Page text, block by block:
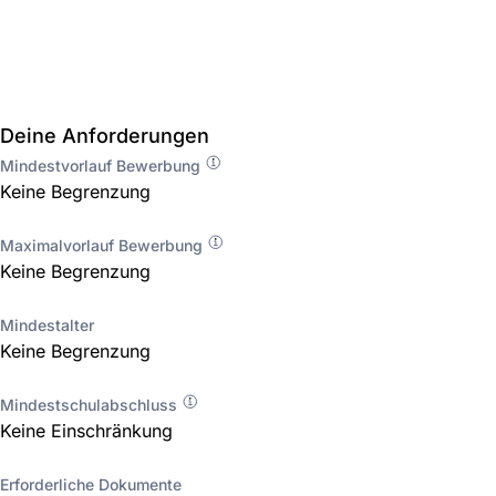
Deine Anforderungen
Mindestvorlauf Bewerbung
Keine Begrenzung
Maximalvorlauf Bewerbung
Keine Begrenzung
Mindestalter
Keine Begrenzung
Mindestschulabschluss
Keine Einschränkung
Erforderliche Dokumente